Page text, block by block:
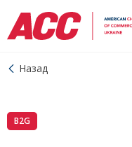
Назад
B2G